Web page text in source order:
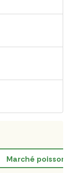
marché poisson